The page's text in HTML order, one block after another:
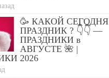
🥳 КАКОЙ СЕГОДНЯ
ПРАЗДНИК ? 👇👇 —
ПРАЗДНИКИ в
АВГУСТЕ 🌺 |
2026